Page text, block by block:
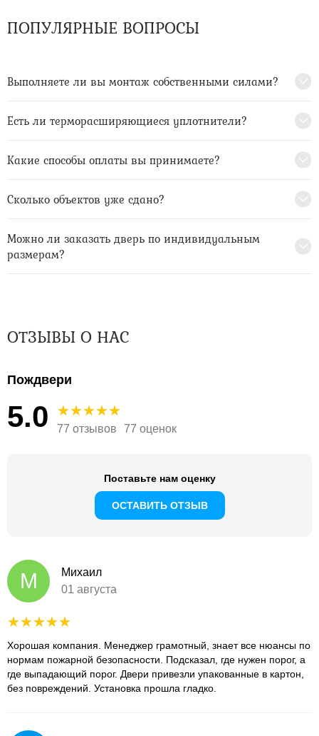
ПОПУЛЯРНЫЕ ВОПРОСЫ
Выполняете ли вы монтаж собственными силами?
Есть ли терморасширяющиеся уплотнители?
Какие способы оплаты вы принимаете?
Сколько объектов уже сдано?
Можно ли заказать дверь по индивидуальным
размерам?
ОТЗЫВЫ О НАС
Пождвери
5.0 77 отзывов 77 оценок
Поставьте нам оценку
ОСТАВИТЬ ОТЗЫВ
М
Михаил
01 августа
Хорошая компания. Менеджер грамотный, знает все нюансы по
нормам пожарной безопасности. Подсказал, где нужен порог, а
где выпадающий порог. Двери привезли упакованные в картон,
без повреждений. Установка прошла гладко.